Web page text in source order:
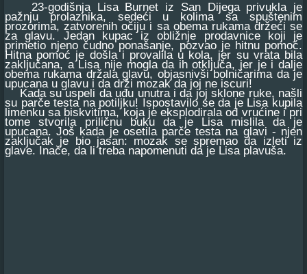
23-godišnja Lisa Burnet iz San Dijega privukla je
pažnju prolaznika, sedeći u kolima sa spuštenim
prozorima, zatvorenih očiju i sa obema rukama držeći se
za glavu. Jedan kupac iz obližnje prodavnice koji je
primetio njeno čudno ponašanje, pozvao je hitnu pomoć.
Hitna pomoć je došla i provalila u kola, jer su vrata bila
zaključana, a Lisa nije mogla da ih otključa, jer je i dalje
obema rukama držala glavu, objasnivši bolničarima da je
upucana u glavu i da drži mozak da joj ne iscuri!
Kada su uspeli da uđu unutra i da joj sklone ruke, našli
su parče testa na potiljku! Ispostavilo se da je Lisa kupila
limenku sa biskvitima, koja je eksplodirala od vrućine i pri
tome stvorila priličnu buku da je Lisa mislila da je
upucana. Još kada je osetila parče testa na glavi - njen
zaključak je bio jasan: mozak se spremao da izleti iz
glave. Inače, da li treba napomenuti da je Lisa plavuša.